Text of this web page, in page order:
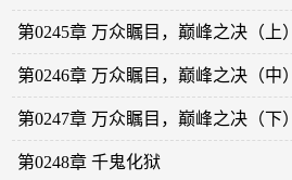
第0245章 万众瞩目，巅峰之决（上）
第0246章 万众瞩目，巅峰之决（中）
第0247章 万众瞩目，巅峰之决（下）
第0248章 千鬼化狱